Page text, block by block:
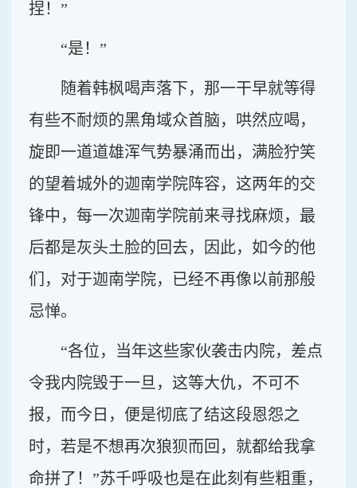
捏！”
“是！”
随着韩枫喝声落下，那一干早就等得
有些不耐烦的黑角域众首脑，哄然应喝，
旋即一道道雄浑气势暴涌而出，满脸狞笑
的望着城外的迦南学院阵容，这两年的交
锋中，每一次迦南学院前来寻找麻烦，最
后都是灰头土脸的回去，因此，如今的他
们，对于迦南学院，已经不再像以前那般
忌惮。
“各位，当年这些家伙袭击内院，差点
令我内院毁于一旦，这等大仇，不可不
报，而今日，便是彻底了结这段恩怨之
时，若是不想再次狼狈而回，就都给我拿
命拼了！”苏千呼吸也是在此刻有些粗重，